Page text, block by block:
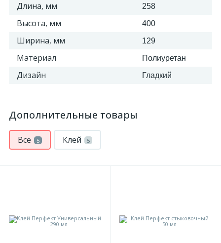
Длина, мм 258
Высота, мм 400
Ширина, мм 129
Материал Полиуретан
Дизайн Гладкий
Дополнительные товары
Все 5 Клей 5